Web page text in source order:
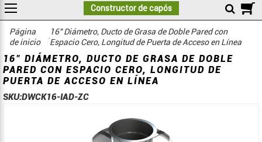
Constructor de capós
Página
de inicio
COMPRAR
Accesorios de engrase de doble pared con tolerancia cero
Doble pared de 16 pulgadas de diámetro
16" Diámetro, Ducto de Grasa de Doble Pared con
Espacio Cero, Longitud de Puerta de Acceso en Línea
16" DIÁMETRO, DUCTO DE GRASA DE DOBLE
PARED CON ESPACIO CERO, LONGITUD DE
PUERTA DE ACCESO EN LÍNEA
SKU:DWCK16-IAD-ZC